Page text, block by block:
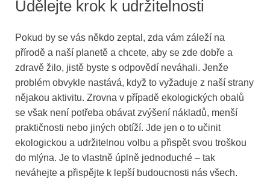
Udělejte krok k udržitelnosti
Pokud by se vás někdo zeptal, zda vám záleží na
přírodě a naší planetě a chcete, aby se zde dobře a
zdravě žilo, jistě byste s odpovědí neváhali. Jenže
problém obvykle nastává, když to vyžaduje z naší strany
nějakou aktivitu. Zrovna v případě ekologických obalů
se však není potřeba obávat zvýšení nákladů, menší
praktičnosti nebo jiných obtíží. Jde jen o to učinit
ekologickou a udržitelnou volbu a přispět svou troškou
do mlýna. Je to vlastně úplně jednoduché – tak
neváhejte a přispějte k lepší budoucnosti nás všech.